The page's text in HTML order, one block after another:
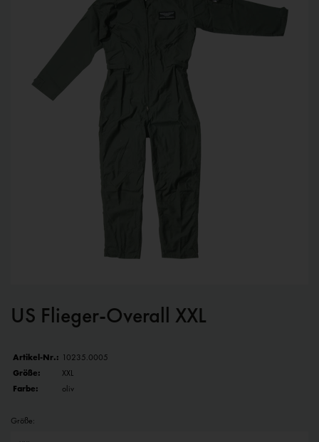
US Flieger-Overall XXL
Artikel-Nr.: 10235.0005
Größe:
XXL
Farbe:
oliv
Größe: